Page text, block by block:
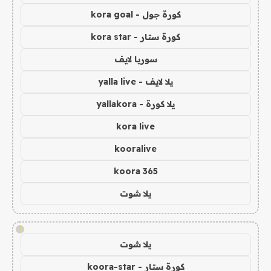
كورة جول - kora goal
كورة ستار - kora star
سوريا لايف
يلا لايف - yalla live
يلا كورة - yallakora
kora live
kooralive
koora 365
يلا شوت
!
يلا شوت
كورة ستار - koora-star